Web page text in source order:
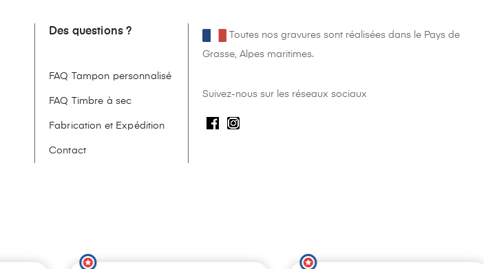
Des questions ?
FAQ Tampon personnalisé
FAQ Timbre à sec
Fabrication et Expédition
Contact
Toutes nos gravures sont réalisées dans le Pays de
Grasse, Alpes maritimes.
Suivez-nous sur les réseaux sociaux